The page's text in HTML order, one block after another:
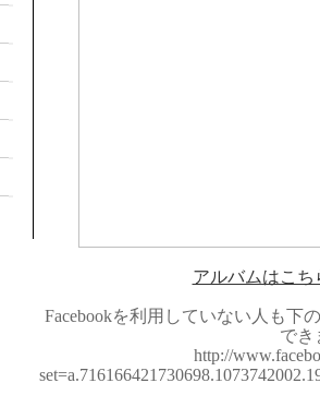
アルバムはこ
Facebookを利用していない人も下
でき
http://